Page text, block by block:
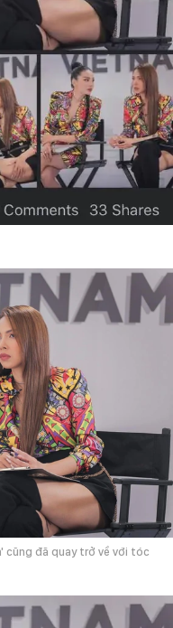
cũng đã quay trở về với tóc